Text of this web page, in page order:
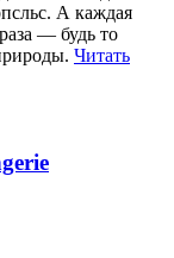
А каждая
— будь то
Читать